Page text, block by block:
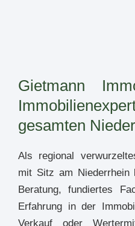
Gietmann
gesamten
Als regional
mit Sitz am Niederrhein
Beratung, fundiertes
Erfahrung in der
Verkauf oder